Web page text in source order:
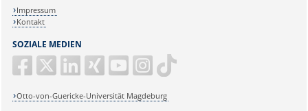
SOZIALE MEDIEN
Otto-von-Guericke-Universität Magdeburg
Impressum
Kontakt